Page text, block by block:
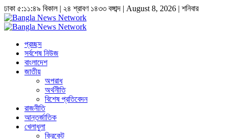
ঢাকা ৫:১১:৪৯ বিকাল| ২৪ শ্রাবণ ১৪৩৩ বঙ্গাব্দ | August 8, 2026 | শনিবার
প্রচ্ছদ
সর্বশেষ নিউজ
বাংলাদেশ
জাতীয়
অপরাধ
অর্থনীতি
বিশেষ প্রতিবেদন
রাজনীতি
আন্তর্জাতিক
খেলাধুলা
ক্রিকেট